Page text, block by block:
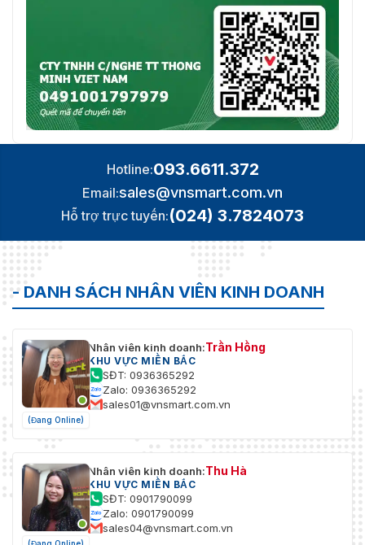
Hotline:093.6611.372
Email:sales@vnsmart.com.vn
Hỗ trợ trực tuyến:(024) 3.7824073
- DANH SÁCH NHÂN VIÊN KINH DOANH
(Đang Online)
Nhân viên kinh doanh:Trần Hồng
KHU VỰC MIỀN BẮC
SĐT: 0936365292
Zalo: 0936365292
sales01@vnsmart.com.vn
Nhân viên kinh doanh:Thu Hà
KHU VỰC MIỀN BẮC
SĐT: 0901790099
Zalo: 0901790099
sales04@vnsmart.com.vn